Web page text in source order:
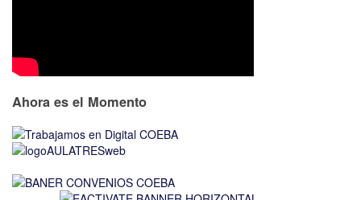
Ahora es el Momento